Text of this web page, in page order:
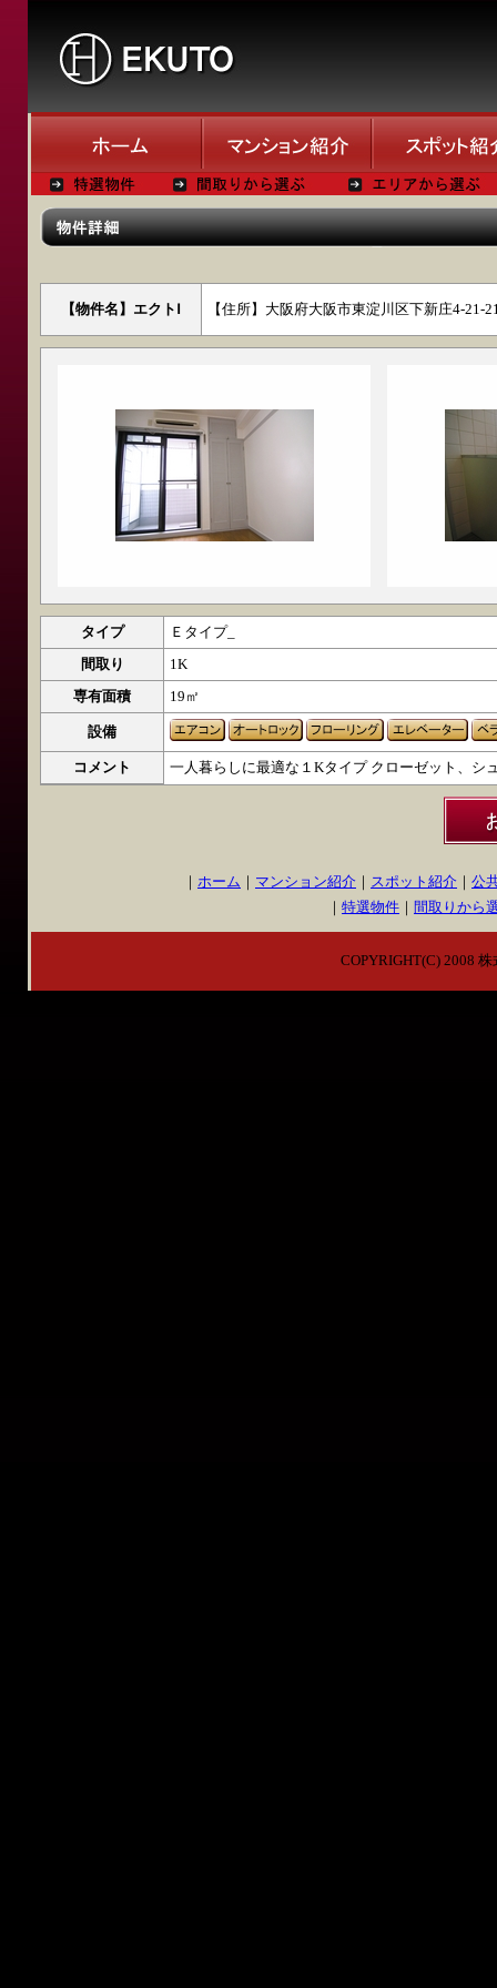
【物件名】エクトⅠ 【住所】大阪府大阪市東淀川区下新庄4-21-
タイプ
Ｅタイプ_
間取り
1K
専有面積
19㎡
設備
コメント 一人暮らしに最適な１Kタイプ クローゼット、シ
｜ ホーム ｜ マンション紹介 ｜ スポット紹介 ｜ 公
｜ 特選物件 ｜ 間取りから
COPYRIGHT(C) 2008